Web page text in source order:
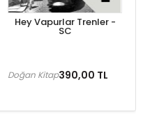
Hey Vapurlar Trenler -
SC
390,00 TL
Doğan Kitap